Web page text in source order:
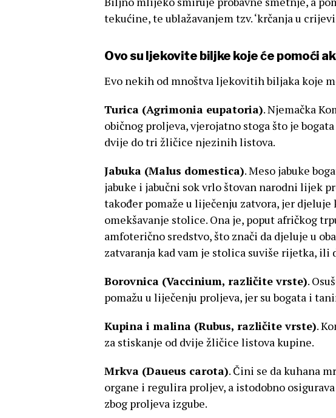
tekućine, te ublažavanjem tzv. ‘krčanja u
Ovo su ljekovite biljke koje će pomoći
Evo nekih od mnoštva ljekovitih biljaka koje
Turica (Agrimonia eupatoria). Njemačka
običnog proljeva, vjerojatno stoga što je
dvije do tri žličice njezinih listova.
Jabuka (Malus domestica). Meso jabuke
jabuke i jabučni sok vrlo štovan narodni lijek
također pomaže u liječenju zatvora, jer djeluje
omekšavanje stolice. Ona je, poput afričkog
amfoterično sredstvo, što znači da djeluje u
zatvaranja kad vam je stolica suviše rijetka, ili
Borovnica (Vaccinium, različite vrste).
pomažu u liječenju proljeva, jer su bogata i
Kupina i malina (Rubus, različite vrste).
za stiskanje od dvije žličice listova kupine.
Mrkva (Daueus carota). Čini se da kuhana
organe i regulira proljev, a istodobno
zbog proljeva izgube.